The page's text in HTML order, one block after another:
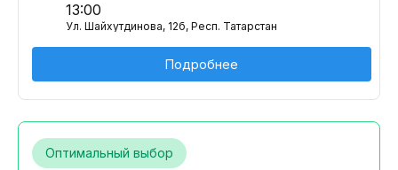
13:00
Ул. Шайхутдинова, 12б, Респ. Татарстан
Подробнее
Оптимальный выбор